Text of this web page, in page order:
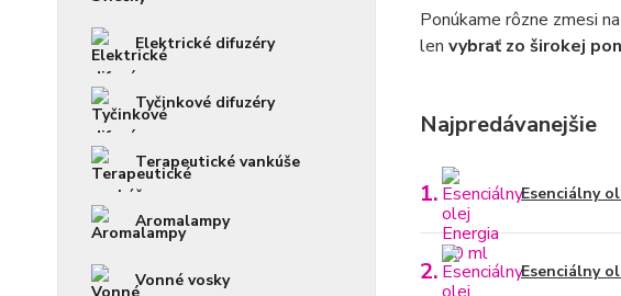
Elektrické difuzéry
Tyčinkové difuzéry
Terapeutické vankúše
Aromalampy
Vonné vosky
Ponúkame rôzne zmesi
len vybrať zo širokej
Najpredávanejšie
1. Esenciálny
2. Esenciálny